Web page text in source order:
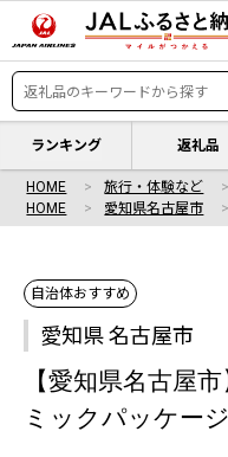
ランキング 返礼品
HOME 旅行・体験など
HOME
愛知県名古屋市
自治体おすすめ
愛知県 名古屋市
【愛知県名古屋
ミックパッケー